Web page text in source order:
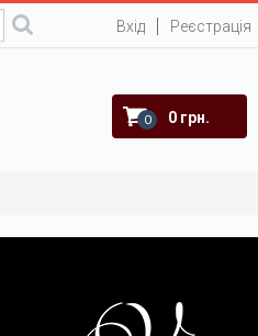
Вхід Реєстрація
0 0 грн.